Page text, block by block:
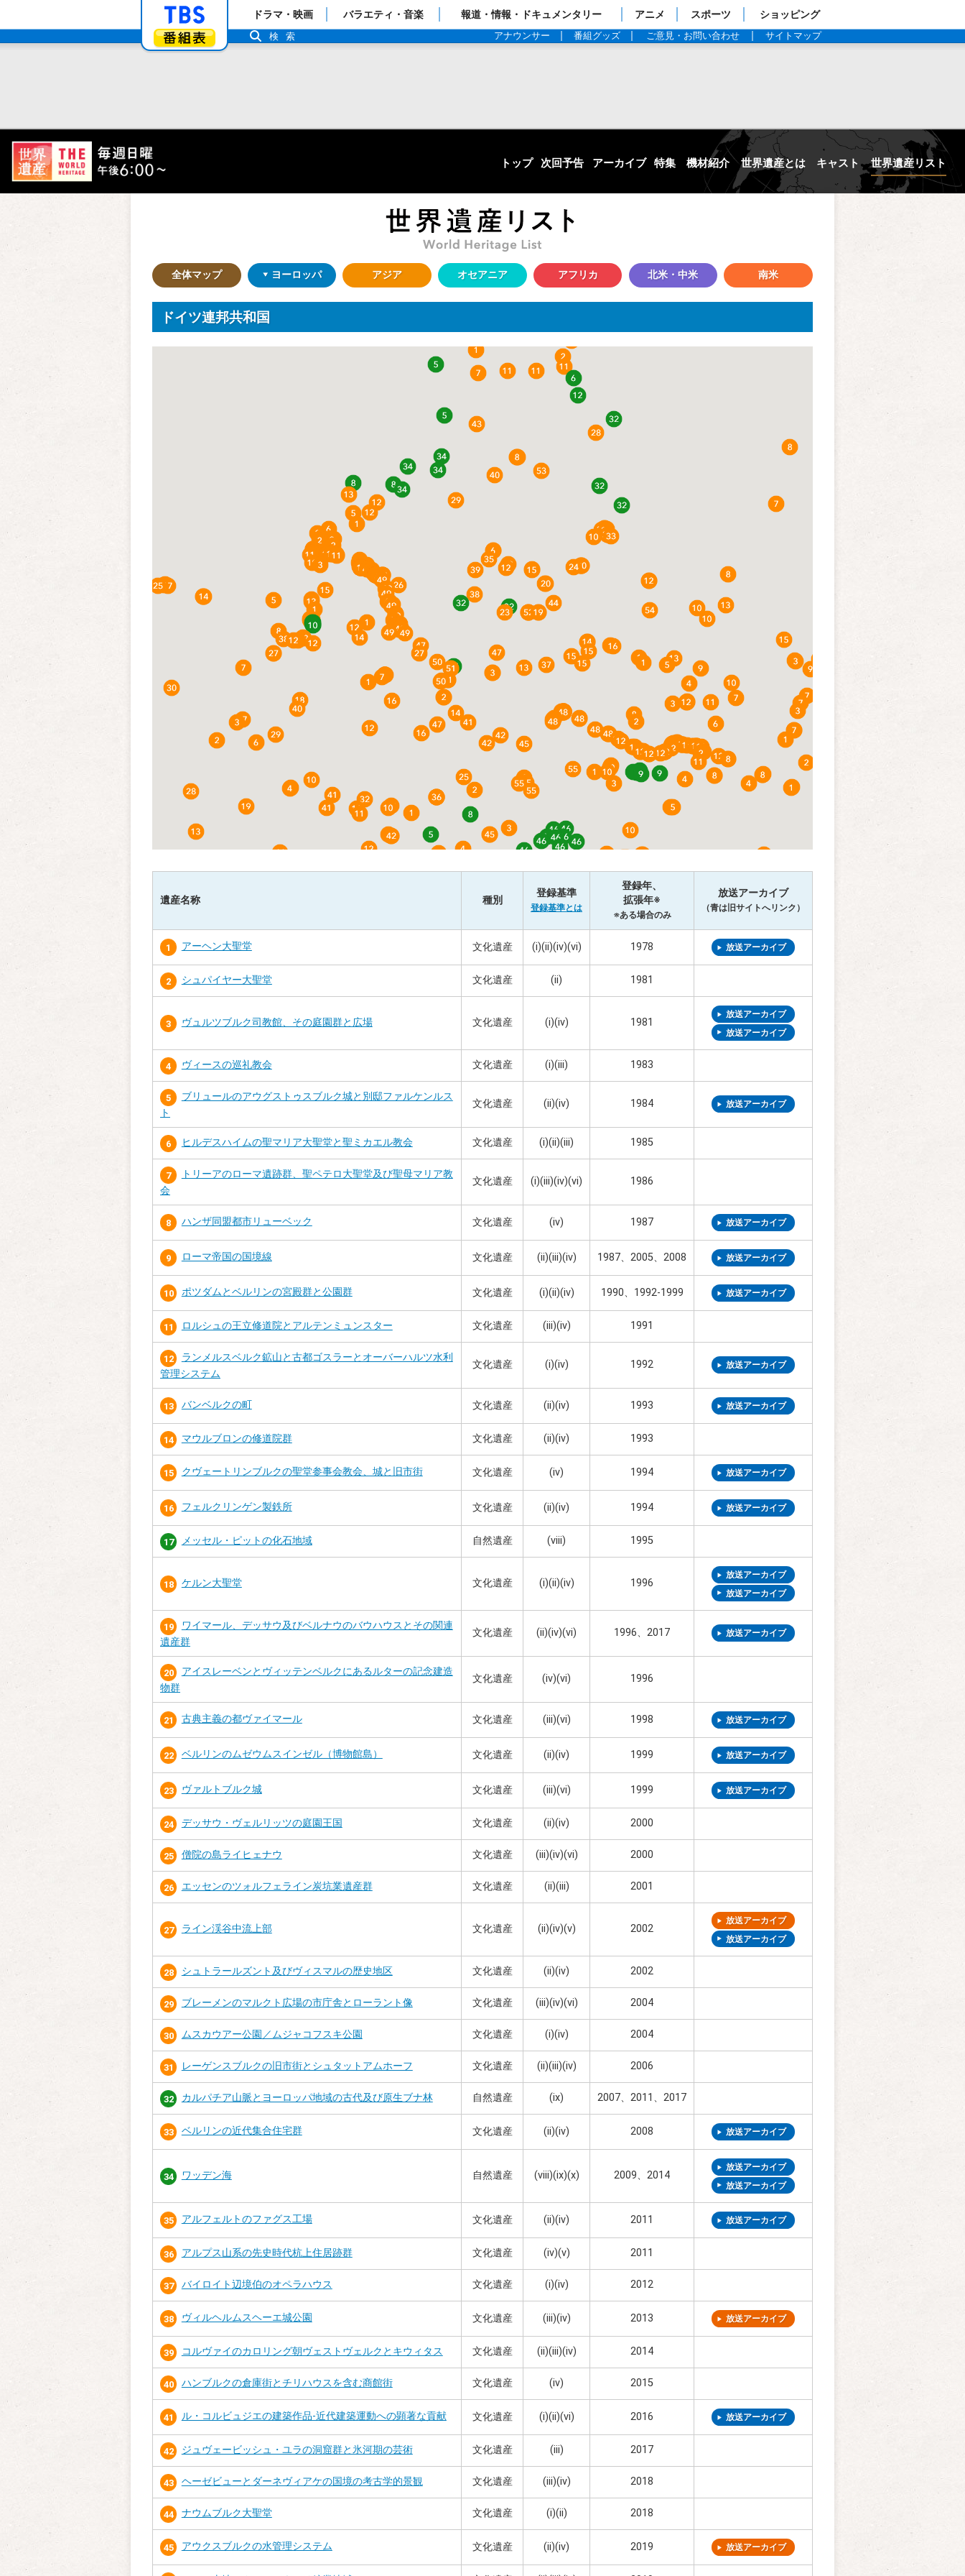
「TBSテレビ」トップページ
番組表
ドラマ・映画 バラエティ・音楽 報道・情報・ドキュメンタリー アニメ スポーツ ショッピング
アナウンサー 番組グッズ ご意見・お問い合わせ サイトマップ
検索
トップ 次回予告 アーカイブ 特集 機材紹介 世界遺産とは キャスト 世界遺産リスト
全体マップ ヨーロッパ アジア オセアニア アフリカ 北米・中米 南米
ドイツ連邦共和国
遺産名称 種別
登録基準
登録基準とは
登録年、
拡張年※
※ある場合のみ
放送アーカイブ
（青は旧サイトへリンク）
1 アーヘン大聖堂 文化遺産 (i)(ii)(iv)(vi) 1978 放送アーカイブ
2 シュパイヤー大聖堂 文化遺産 (ii) 1981
3 ヴュルツブルク司教館、その庭園群と広場 文化遺産 (i)(iv) 1981
放送アーカイブ
放送アーカイブ
4 ヴィースの巡礼教会 文化遺産 (i)(iii) 1983
5
ブリュールのアウグストゥスブルク城と別邸ファルケンルス
ト
文化遺産 (ii)(iv) 1984 放送アーカイブ
6 ヒルデスハイムの聖マリア大聖堂と聖ミカエル教会 文化遺産 (i)(ii)(iii) 1985
7
トリーアのローマ遺跡群、聖ペテロ大聖堂及び聖母マリア教
会
文化遺産 (i)(iii)(iv)(vi) 1986
8 ハンザ同盟都市リューベック 文化遺産 (iv) 1987 放送アーカイブ
9 ローマ帝国の国境線 文化遺産 (ii)(iii)(iv) 1987、2005、2008 放送アーカイブ
10 ポツダムとベルリンの宮殿群と公園群 文化遺産 (i)(ii)(iv) 1990、1992-1999 放送アーカイブ
11 ロルシュの王立修道院とアルテンミュンスター 文化遺産 (iii)(iv) 1991
12
ランメルスベルク鉱山と古都ゴスラーとオーバーハルツ水利
管理システム
文化遺産 (i)(iv) 1992 放送アーカイブ
13 バンベルクの町 文化遺産 (ii)(iv) 1993 放送アーカイブ
14 マウルブロンの修道院群 文化遺産 (ii)(iv) 1993
15 クヴェートリンブルクの聖堂参事会教会、城と旧市街 文化遺産 (iv) 1994 放送アーカイブ
16 フェルクリンゲン製鉄所 文化遺産 (ii)(iv) 1994 放送アーカイブ
17 メッセル・ピットの化石地域 自然遺産 (viii) 1995
18 ケルン大聖堂 文化遺産 (i)(ii)(iv) 1996
放送アーカイブ
放送アーカイブ
19
ワイマール、デッサウ及びベルナウのバウハウスとその関連
遺産群
文化遺産 (ii)(iv)(vi) 1996、2017 放送アーカイブ
20
アイスレーベンとヴィッテンベルクにあるルターの記念建造
物群
文化遺産 (iv)(vi) 1996
21 古典主義の都ヴァイマール 文化遺産 (iii)(vi) 1998 放送アーカイブ
22 ベルリンのムゼウムスインゼル（博物館島） 文化遺産 (ii)(iv) 1999 放送アーカイブ
23 ヴァルトブルク城 文化遺産 (iii)(vi) 1999 放送アーカイブ
24 デッサウ・ヴェルリッツの庭園王国 文化遺産 (ii)(iv) 2000
25 僧院の島ライヒェナウ 文化遺産 (iii)(iv)(vi) 2000
26 エッセンのツォルフェライン炭坑業遺産群 文化遺産 (ii)(iii) 2001
27 ライン渓谷中流上部 文化遺産 (ii)(iv)(v) 2002
放送アーカイブ
放送アーカイブ
28 シュトラールズント及びヴィスマルの歴史地区 文化遺産 (ii)(iv) 2002
29 ブレーメンのマルクト広場の市庁舎とローラント像 文化遺産 (iii)(iv)(vi) 2004
30 ムスカウアー公園／ムジャコフスキ公園 文化遺産 (i)(iv) 2004
31 レーゲンスブルクの旧市街とシュタットアムホーフ 文化遺産 (ii)(iii)(iv) 2006
32 カルパチア山脈とヨーロッパ地域の古代及び原生ブナ林 自然遺産 (ix) 2007、2011、2017
33 ベルリンの近代集合住宅群 文化遺産 (ii)(iv) 2008 放送アーカイブ
34 ワッデン海 自然遺産 (viii)(ix)(x) 2009、2014
放送アーカイブ
放送アーカイブ
35 アルフェルトのファグス工場 文化遺産 (ii)(iv) 2011 放送アーカイブ
36 アルプス山系の先史時代杭上住居跡群 文化遺産 (iv)(v) 2011
37 バイロイト辺境伯のオペラハウス 文化遺産 (i)(iv) 2012
38 ヴィルヘルムスヘーエ城公園 文化遺産 (iii)(iv) 2013 放送アーカイブ
39 コルヴァイのカロリング朝ヴェストヴェルクとキウィタス 文化遺産 (ii)(iii)(iv) 2014
40 ハンブルクの倉庫街とチリハウスを含む商館街 文化遺産 (iv) 2015
41 ル・コルビュジエの建築作品‐近代建築運動への顕著な貢献 文化遺産 (i)(ii)(vi) 2016 放送アーカイブ
42 ジュヴェービッシュ・ユラの洞窟群と氷河期の芸術 文化遺産 (iii) 2017
43 ヘーゼビューとダーネヴィアケの国境の考古学的景観 文化遺産 (iii)(iv) 2018
44 ナウムブルク大聖堂 文化遺産 (i)(ii) 2018
45 アウクスブルクの水管理システム 文化遺産 (ii)(iv) 2019 放送アーカイブ